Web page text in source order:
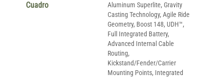
Cuadro
Aluminum Superlite, Gravity
Casting Technology, Agile Ride
Geometry, Boost 148, UDH™,
Full Integrated Battery,
Advanced Internal Cable
Routing,
Kickstand/Fender/Carrier
Mounting Points, Integrated